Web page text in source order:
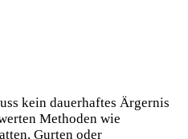
kein dauerhaftes Ärgernis
Methoden wie
Gurten oder